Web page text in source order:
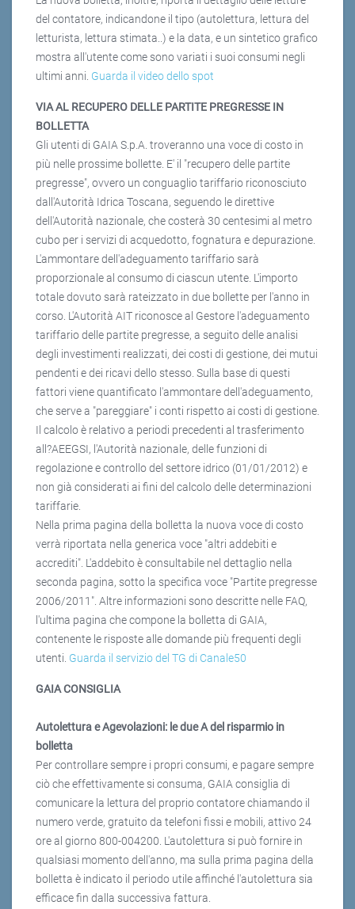
del contatore, indicandone il tipo (autolettura, lettura del
letturista, lettura stimata..) e la data, e un sintetico grafico
mostra all'utente come sono variati i suoi consumi negli
ultimi anni. Guarda il video dello spot
VIA AL RECUPERO DELLE PARTITE PREGRESSE IN
BOLLETTA
Gli utenti di GAIA S.p.A. troveranno una voce di costo in
più nelle prossime bollette. E' il "recupero delle partite
pregresse", ovvero un conguaglio tariffario riconosciuto
dall'Autorità Idrica Toscana, seguendo le direttive
dell'Autorità nazionale, che costerà 30 centesimi al metro
cubo per i servizi di acquedotto, fognatura e depurazione.
L'ammontare dell'adeguamento tariffario sarà
proporzionale al consumo di ciascun utente. L'importo
totale dovuto sarà rateizzato in due bollette per l'anno in
corso. L'Autorità AIT riconosce al Gestore l'adeguamento
tariffario delle partite pregresse, a seguito delle analisi
degli investimenti realizzati, dei costi di gestione, dei mutui
pendenti e dei ricavi dello stesso. Sulla base di questi
fattori viene quantificato l'ammontare dell'adeguamento,
che serve a "pareggiare" i conti rispetto ai costi di gestione.
Il calcolo è relativo a periodi precedenti al trasferimento
all?AEEGSI, l'Autorità nazionale, delle funzioni di
regolazione e controllo del settore idrico (01/01/2012) e
non già considerati ai fini del calcolo delle determinazioni
tariffarie.
Nella prima pagina della bolletta la nuova voce di costo
verrà riportata nella generica voce "altri addebiti e
accrediti". L'addebito è consultabile nel dettaglio nella
seconda pagina, sotto la specifica voce "Partite pregresse
2006/2011". Altre informazioni sono descritte nelle FAQ,
l'ultima pagina che compone la bolletta di GAIA,
contenente le risposte alle domande più frequenti degli
utenti. Guarda il servizio del TG di Canale50
GAIA CONSIGLIA
Autolettura e Agevolazioni: le due A del risparmio in
bolletta
Per controllare sempre i propri consumi, e pagare sempre
ciò che effettivamente si consuma, GAIA consiglia di
comunicare la lettura del proprio contatore chiamando il
numero verde, gratuito da telefoni fissi e mobili, attivo 24
ore al giorno 800-004200. L'autolettura si può fornire in
qualsiasi momento dell'anno, ma sulla prima pagina della
bolletta è indicato il periodo utile affinché l'autolettura sia
efficace fin dalla successiva fattura.